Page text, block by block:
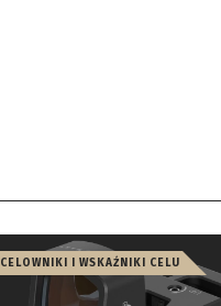
CELOWNIKI I WSKAŹNIKI CELU